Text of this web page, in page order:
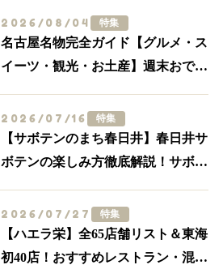
2026/08/04 特集
名古屋名物完全ガイド【グルメ・ス
イーツ・観光・お土産】週末おでか
2026/07/16 特集
【サボテンのまち春日井】春日井サ
ボテンの楽しみ方徹底解説！サボテ
買う・体験する】
2026/07/27 特集
【ハエラ栄】全65店舗リスト＆東海
初40店！おすすめレストラン・混